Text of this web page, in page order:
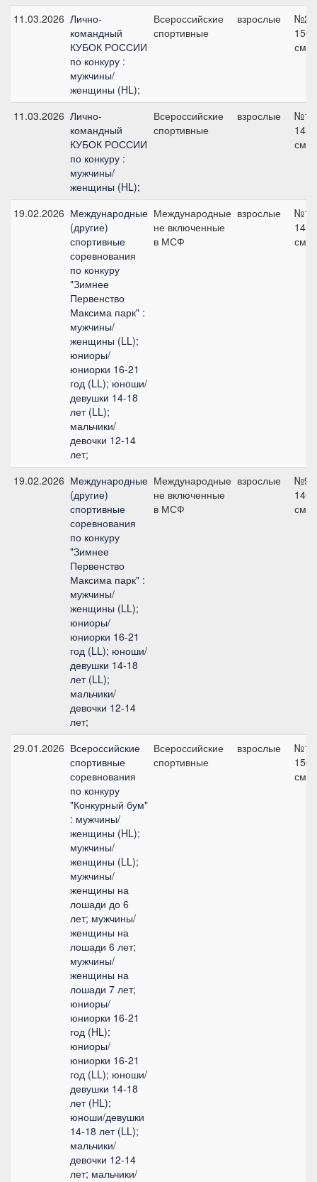
11.03.2026 Лично-
командный
КУБОК РОССИИ
по конкуру :
мужчины/
женщины (HL);
Всероссийские
спортивные
взрослые
№2,
150
см
11.03.2026 Лично-
командный
КУБОК РОССИИ
по конкуру :
мужчины/
женщины (HL);
Всероссийские
спортивные
взрослые
№1,
145
см
19.02.2026 Международные
(другие)
спортивные
соревнования
по конкуру
"Зимнее
Первенство
Максима парк" :
мужчины/
женщины (LL);
юниоры/
юниорки 16-21
год (LL); юноши/
девушки 14-18
лет (LL);
мальчики/
девочки 12-14
лет;
Международные
не включенные
в МСФ
взрослые
145
см
19.02.2026 Международные
(другие)
спортивные
соревнования
по конкуру
"Зимнее
Первенство
Максима парк" :
мужчины/
женщины (LL);
юниоры/
юниорки 16-21
год (LL); юноши/
девушки 14-18
лет (LL);
мальчики/
девочки 12-14
лет;
Международные
не включенные
в МСФ
взрослые
№9,
140
см
29.01.2026 Всероссийские
спортивные
соревнования
по конкуру
"Конкурный бум"
: мужчины/
женщины (HL);
мужчины/
женщины (LL);
мужчины/
женщины на
лошади до 6
лет; мужчины/
женщины на
лошади 6 лет;
мужчины/
женщины на
лошади 7 лет;
юниоры/
юниорки 16-21
год (HL);
юниоры/
юниорки 16-21
год (LL); юноши/
девушки 14-18
лет (HL);
юноши/девушки
14-18 лет (LL);
мальчики/
девочки 12-14
лет; мальчики/
Всероссийские
спортивные
взрослые
150
см